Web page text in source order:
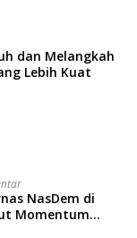
dan Melangkah
Lebih Kuat
NasDem di
Momentum